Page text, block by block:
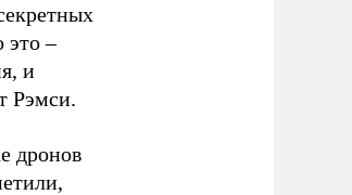
это –
и
Рэмси.
дронов